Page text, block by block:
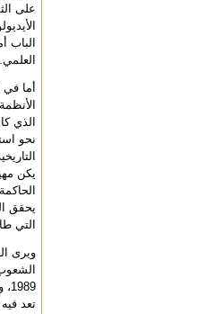
على
الباب
العلمي.
أما في
الذي
نحو
يكن
يحقق
التي
ويرى
تعد